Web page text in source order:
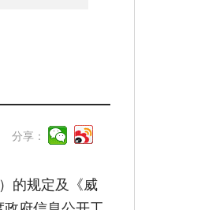
分享：
的规定及《威